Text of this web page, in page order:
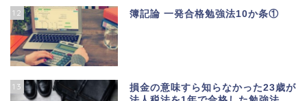
12 簿記論 一発合格勉強法10か条①
13
損金の意味すら知らなかった23歳が